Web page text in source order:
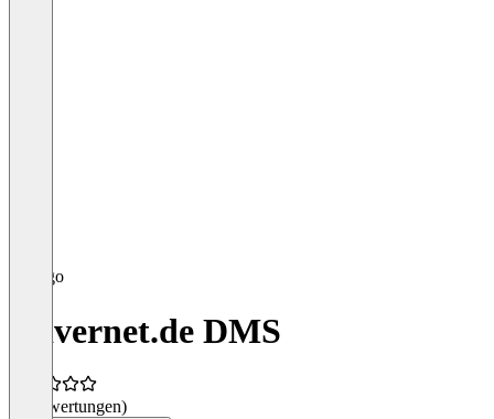
Advernet.de DMS
(0 Bewertungen)